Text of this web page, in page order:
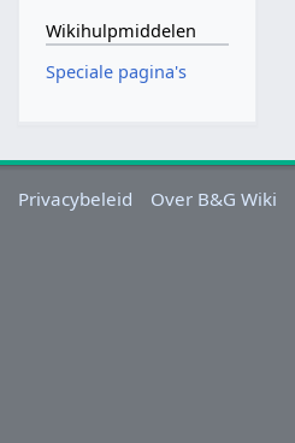
Wikihulpmiddelen
Speciale pagina's
Privacybeleid Over B&G Wiki